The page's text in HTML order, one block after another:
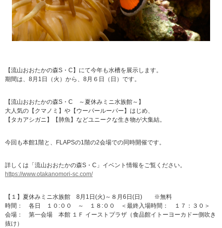
【流山おおたかの森S・C】にて今年も水槽を展示します。
期間は、8月1日（火）から、8月６日（日）です。
【流山おおたかの森S・C ～夏休みミニ水族館～】
大人気の【クマノミ】や【ウーパールーパー】はじめ、
【タカアシガニ】【肺魚】などユニークな生き物が大集結。
今回も本館1階と、FLAPSの1階の2会場での同時開催です。
詳しくは「流山おおたかの森S・C」イベント情報をご覧ください。
https://www.otakanomori-sc.com/
【１】夏休みミニ水族館 8月1日(火)～８月6日(日) ※無料
時間： 各日 １０:００ ～ １８:００ ＜最終入場時間： １７：３０＞
会場： 第一会場 本館 １Ｆ イーストプラザ（食品館イトーヨーカドー側吹き
抜け）